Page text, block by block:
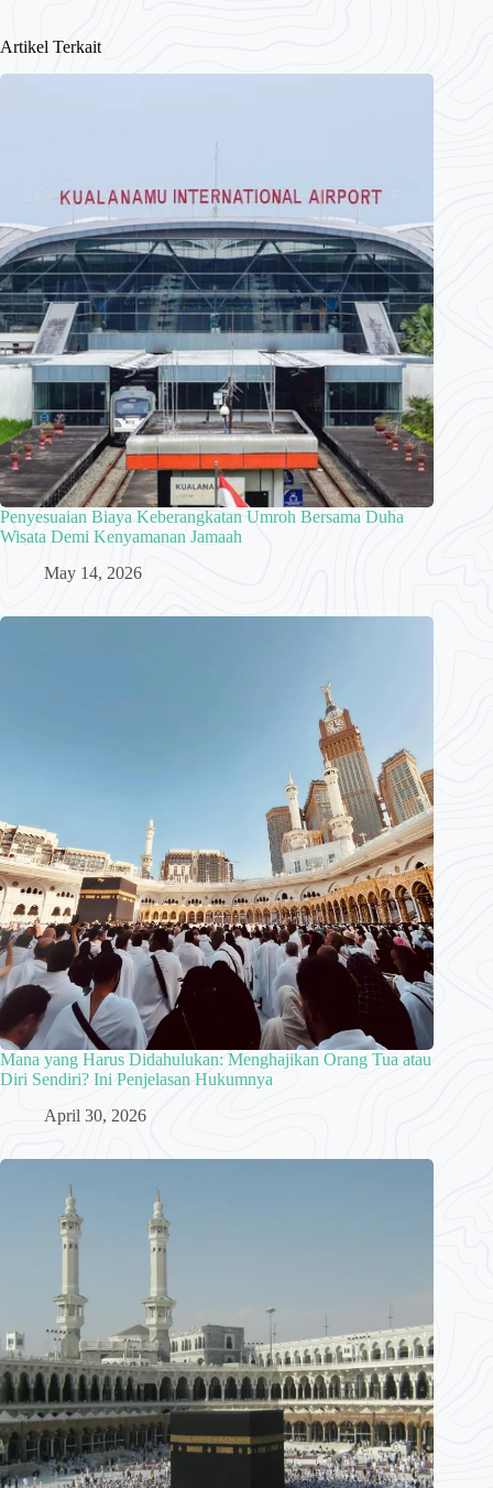
Artikel Terkait
Penyesuaian Biaya Keberangkatan Umroh Bersama Duha
Wisata Demi Kenyamanan Jamaah
May 14, 2026
Mana yang Harus Didahulukan: Menghajikan Orang Tua atau
Diri Sendiri? Ini Penjelasan Hukumnya
April 30, 2026